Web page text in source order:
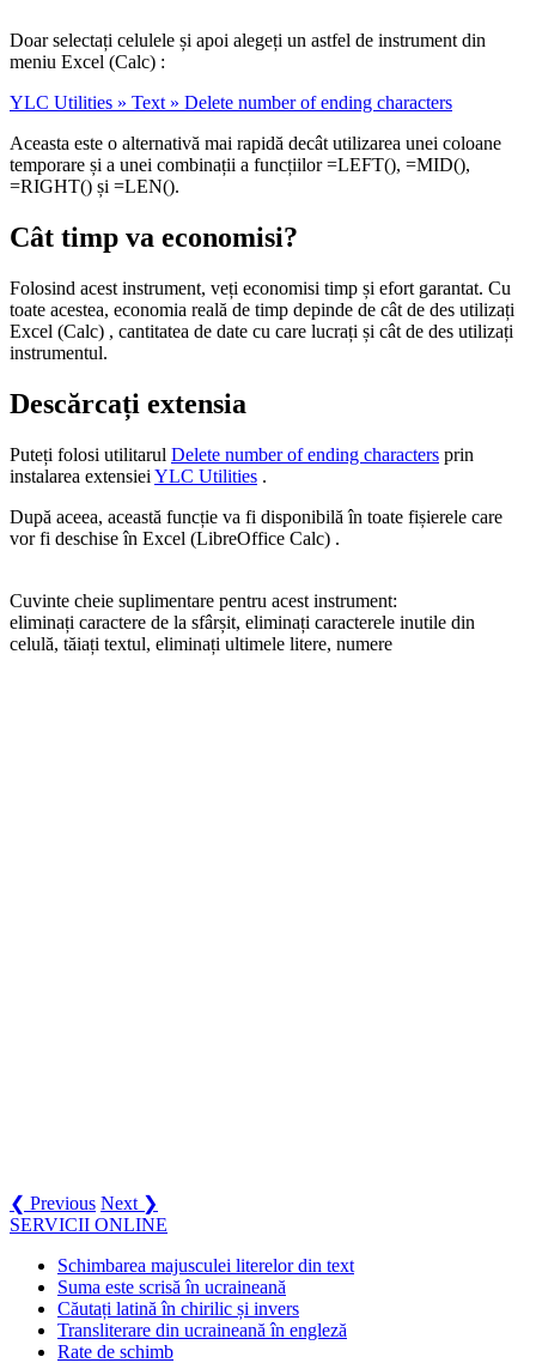
Doar selectați celulele și apoi alegeți un astfel de instrument din
meniu Excel (Calc) :
YLC Utilities » Text » Delete number of ending characters
Aceasta este o alternativă mai rapidă decât utilizarea unei coloane
temporare și a unei combinații a funcțiilor =LEFT(), =MID(),
=RIGHT() și =LEN().
Cât timp va economisi?
Folosind acest instrument, veți economisi timp și efort garantat. Cu
toate acestea, economia reală de timp depinde de cât de des utilizați
Excel (Calc) , cantitatea de date cu care lucrați și cât de des utilizați
instrumentul.
Descărcați extensia
Puteți folosi utilitarul Delete number of ending characters prin
instalarea extensiei YLC Utilities .
După aceea, această funcție va fi disponibilă în toate fișierele care
vor fi deschise în Excel (LibreOffice Calc) .
Cuvinte cheie suplimentare pentru acest instrument:
eliminați caractere de la sfârșit, eliminați caracterele inutile din
celulă, tăiați textul, eliminați ultimele litere, numere
❮ Previous Next ❯
SERVICII ONLINE
Schimbarea majusculei literelor din text
Suma este scrisă în ucraineană
Căutați latină în chirilic și invers
Transliterare din ucraineană în engleză
Rate de schimb